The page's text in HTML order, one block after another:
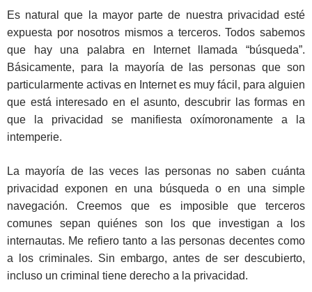
Es natural que la mayor parte de nuestra privacidad esté
expuesta por nosotros mismos a terceros. Todos sabemos
que hay una palabra en Internet llamada “búsqueda”.
Básicamente, para la mayoría de las personas que son
particularmente activas en Internet es muy fácil, para alguien
que está interesado en el asunto, descubrir las formas en
que la privacidad se manifiesta oxímoronamente a la
intemperie.
La mayoría de las veces las personas no saben cuánta
privacidad exponen en una búsqueda o en una simple
navegación. Creemos que es imposible que terceros
comunes sepan quiénes son los que investigan a los
internautas. Me refiero tanto a las personas decentes como
a los criminales. Sin embargo, antes de ser descubierto,
incluso un criminal tiene derecho a la privacidad.